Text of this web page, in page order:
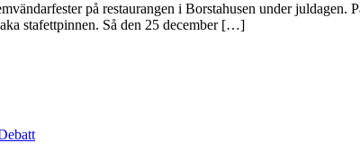
på restaurangen i Borstahusen under
stafettpinnen. Så den 25 december […]